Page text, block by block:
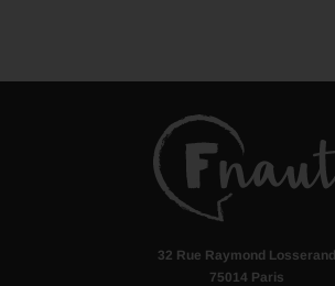
32 Rue Raymond Losserand
75014 Paris